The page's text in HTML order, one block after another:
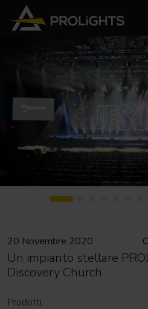
20 Novembre 2020
Un impianto stellare
Discovery Church
Prodotti